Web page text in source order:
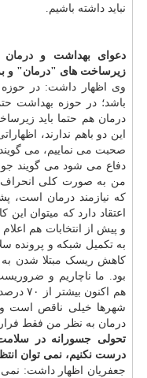
نباید داشته باشیم.
دعوای بهداشت و درمان
زیرساخت های "درمان" و
وی اظهار داشت: در
باشد؛ در حوزه بهداشت
درمان هم حتما باید
این دو باهم ندارند،
صحبت می نماییم، می
دفاع می شود می گویند
من به صورت کلی انحراف
که نیازمند درمان است،
اعتقاد دارد که میتوان این
و پیش از انتخابات هم
به تکمیل شبکه و پرونده
کاهش ریسک مبتلا شدن به
بود. ما ناچاریم و
هم
شهرها خیلی ناقص است
درمان به نظر من فقط
تحولی جسورانه در
درست نکنیم، نمی توان
جعفریان اظهار داشت: